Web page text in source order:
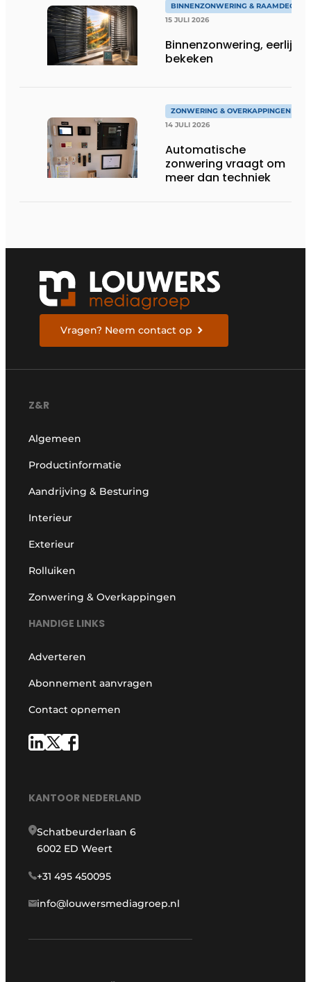
BINNENZONWERING &
15 JULI 2026
Binnenzonwering, eerlijk
bekeken
ZONWERING & OVERKAPPINGEN
14 JULI 2026
Automatische
zonwering vraagt om
meer dan techniek
Vragen? Neem contact op
Z&R
Algemeen
Productinformatie
Aandrijving & Besturing
Interieur
Exterieur
Rolluiken
Zonwering & Overkappingen
HANDIGE LINKS
Adverteren
Abonnement aanvragen
Contact opnemen
KANTOOR NEDERLAND
Schatbeurderlaan 6
6002 ED Weert
+31 495 450095
info@louwersmediagroep.nl